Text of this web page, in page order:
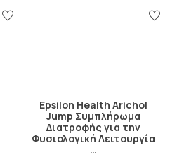
Epsilon Health Arichol
Jump Συμπλήρωμα
Διατροφής για την
Φυσιολογική Λειτουργία
…